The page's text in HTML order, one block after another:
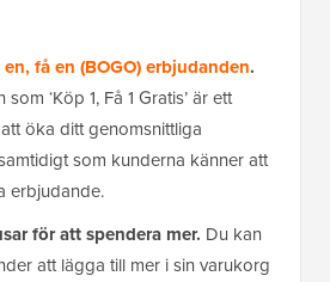
få en (BOGO) erbjudanden.
‘Köp 1, Få 1 Gratis’ är ett
öka ditt genomsnittliga
som kunderna känner att
erbjudande.
för att spendera mer. Du kan
att lägga till mer i sin varukorg